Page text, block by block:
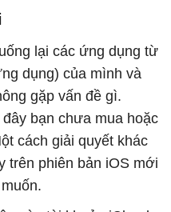
lại các ứng dụng từ
dụng) của mình và
gặp vấn đề gì.
bạn chưa mua hoặc
cách giải quyết khác
trên phiên bản iOS mới